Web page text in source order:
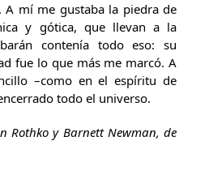
A mí me gustaba la piedra de
y gótica, que llevan a la
contenía todo eso: su
fue lo que más me marcó. A
–como en el espíritu de
todo el universo.
Rothko y Barnett Newman, de